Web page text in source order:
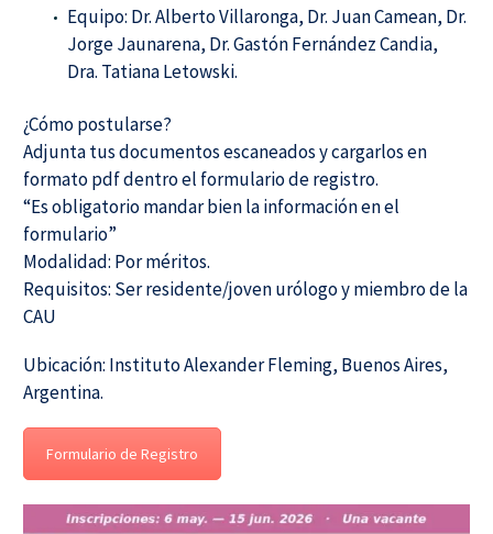
Equipo: Dr. Alberto Villaronga, Dr. Juan Camean, Dr.
Jorge Jaunarena, Dr. Gastón Fernández Candia,
Dra. Tatiana Letowski.
¿Cómo postularse?
Adjunta tus documentos escaneados y cargarlos en
formato pdf dentro el formulario de registro.
“Es obligatorio mandar bien la información en el
formulario”
Modalidad: Por méritos.
Requisitos: Ser residente/joven urólogo y miembro de la
CAU
Ubicación: Instituto Alexander Fleming, Buenos Aires,
Argentina.
Formulario de Registro